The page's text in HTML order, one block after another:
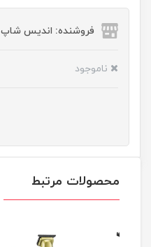
فروشنده: اندیس شاپ
ناموجود
محصولات مرتبط